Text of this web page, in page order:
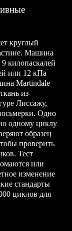
круглый
Машина
килопаскалей
или 12 кПа
Martindale
из
Лиссажу,
Одно
одному циклу
образец
проверить
Тест
или
изменение
стандарты
циклов для